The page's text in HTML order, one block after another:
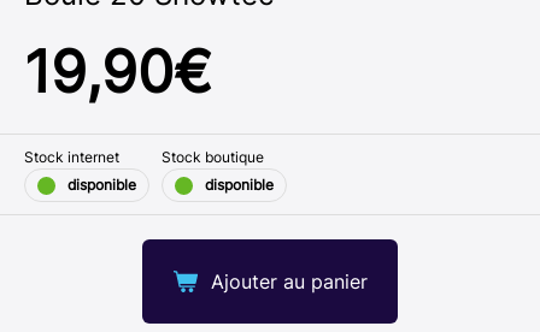
19,90€
Ajouter au panier
Stock internet
disponible
Stock boutique
disponible